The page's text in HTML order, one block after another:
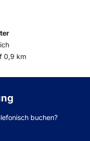
0,9 km
buchen?